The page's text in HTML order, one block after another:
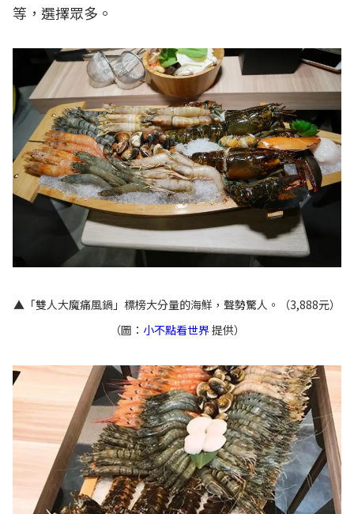
等，選擇眾多。
▲「雙人大魔痛風鍋」標榜大分量的海鮮，聲勢驚人。（3,888元）
（圖： 小不點看世界提供）